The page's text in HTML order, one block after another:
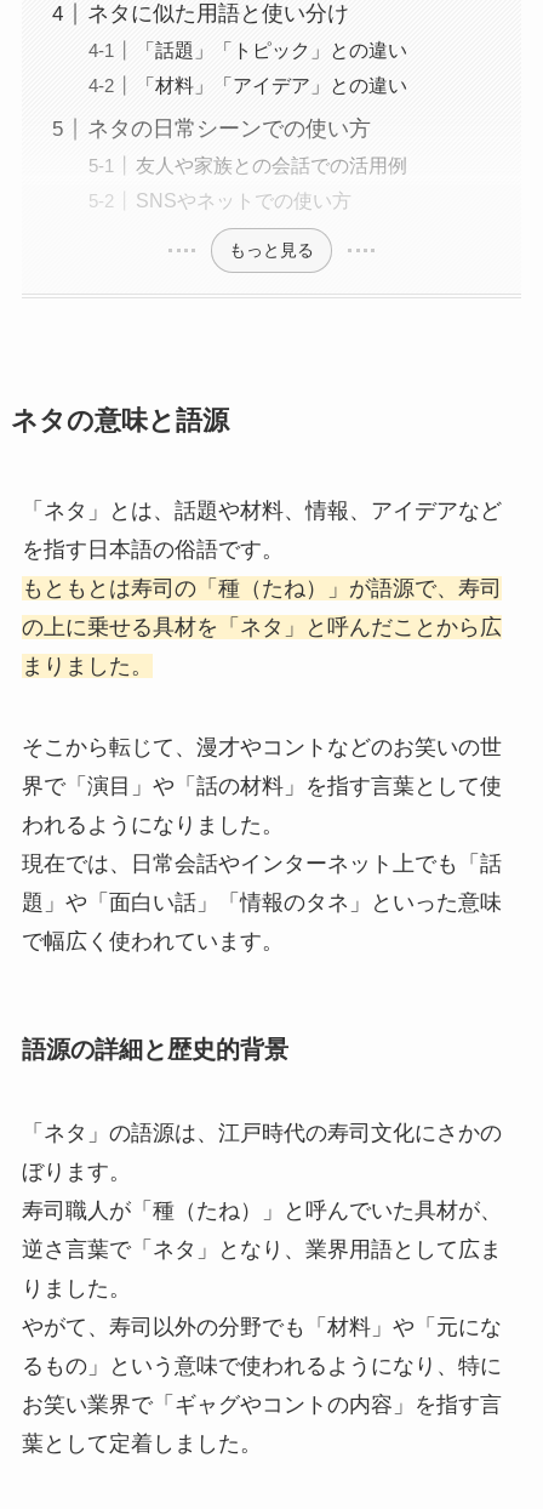
ネタに似た用語と使い分け
「話題」「トピック」との違い
「材料」「アイデア」との違い
ネタの日常シーンでの使い方
友人や家族との会話での活用例
SNSやネットでの使い方
もっと見る
ネタの意味と語源
「ネタ」とは、話題や材料、情報、アイデアなど
を指す日本語の俗語です。
もともとは寿司の「種（たね）」が語源で、寿司
の上に乗せる具材を「ネタ」と呼んだことから広
まりました。
そこから転じて、漫才やコントなどのお笑いの世
界で「演目」や「話の材料」を指す言葉として使
われるようになりました。
現在では、日常会話やインターネット上でも「話
題」や「面白い話」「情報のタネ」といった意味
で幅広く使われています。
語源の詳細と歴史的背景
「ネタ」の語源は、江戸時代の寿司文化にさかの
ぼります。
寿司職人が「種（たね）」と呼んでいた具材が、
逆さ言葉で「ネタ」となり、業界用語として広ま
りました。
やがて、寿司以外の分野でも「材料」や「元にな
るもの」という意味で使われるようになり、特に
お笑い業界で「ギャグやコントの内容」を指す言
葉として定着しました。